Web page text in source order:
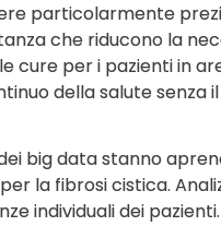
particolarmente
che riducono la
cure per i pazienti in
della salute senza
big data stanno
la fibrosi cistica.
individuali dei pazienti.